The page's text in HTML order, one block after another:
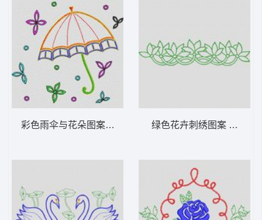
彩色雨伞与花朵图案 植物花型 绿色花卉刺绣图案 植物花